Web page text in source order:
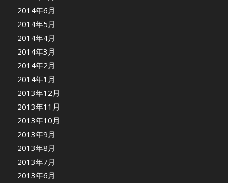
2014年6月
2014年5月
2014年4月
2014年3月
2014年2月
2014年1月
2013年12月
2013年11月
2013年10月
2013年9月
2013年8月
2013年7月
2013年6月